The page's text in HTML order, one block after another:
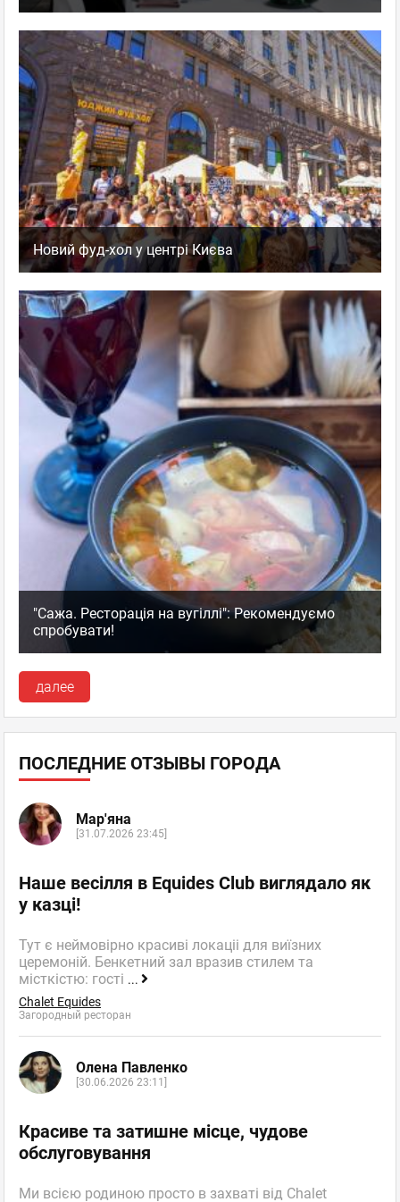
Новий фуд-хол у центрі Києва
"Сажа. Ресторація на вугіллі": Рекомендуємо
спробувати!
далее
ПОСЛЕДНИЕ ОТЗЫВЫ ГОРОДА
Мар'яна
[31.07.2026 23:45]
Наше весілля в Equides Club виглядало як
у казці!
Тут є неймовірно красиві локаціі для виїзних
церемоній. Бенкетний зал вразив стилем та
місткістю: гості ...
Chalet Equides
Загородный ресторан
Олена Павленко
[30.06.2026 23:11]
Красиве та затишне місце, чудове
обслуговування
Ми всією родиною просто в захваті від Chalet